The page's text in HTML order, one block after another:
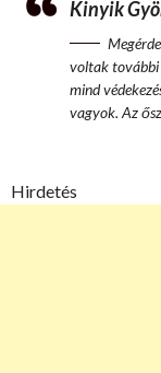
Kinyik
voltak további
mind
vagyok. Az
Hirdetés